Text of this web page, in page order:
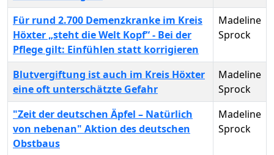
Für rund 2.700 Demenzkranke im Kreis
Höxter „steht die Welt Kopf“ - Bei der
Pflege gilt: Einfühlen statt korrigieren
Madeline
Sprock
Blutvergiftung ist auch im Kreis Höxter
eine oft unterschätzte Gefahr
Madeline
Sprock
"Zeit der deutschen Äpfel – Natürlich
von nebenan" Aktion des deutschen
Obstbaus
Madeline
Sprock